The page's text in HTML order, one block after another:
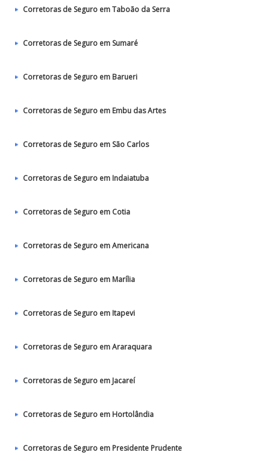
Corretoras de Seguro em Taboão da Serra
Corretoras de Seguro em Sumaré
Corretoras de Seguro em Barueri
Corretoras de Seguro em Embu das Artes
Corretoras de Seguro em São Carlos
Corretoras de Seguro em Indaiatuba
Corretoras de Seguro em Cotia
Corretoras de Seguro em Americana
Corretoras de Seguro em Marília
Corretoras de Seguro em Itapevi
Corretoras de Seguro em Araraquara
Corretoras de Seguro em Jacareí
Corretoras de Seguro em Hortolândia
Corretoras de Seguro em Presidente Prudente